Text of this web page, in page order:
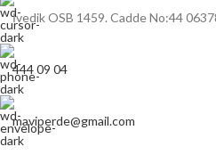
İvedik OSB 1459. Cadde No:44
444 09 04
maviperde@gmail.com